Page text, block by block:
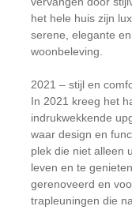
het hele huis zijn
serene, elegante
woonbeleving.
2021 – stijl en
In 2021 kreeg het
indrukwekkende
waar design en
plek die niet alleen
leven en te
gerenoveerd en
trapleuningen die